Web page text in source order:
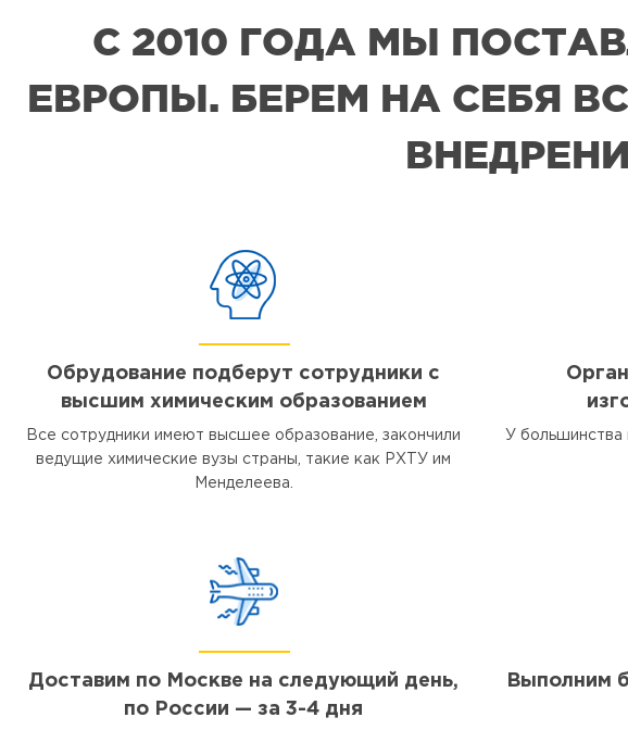
С 2010 ГОДА МЫ
ЕВРОПЫ. БЕРЕМ НА СЕБЯ
Обрудование подберут сотрудники с
высшим химическим образованием
Все сотрудники имеют высшее образование, закончили
ведущие химические вузы страны, такие как РХТУ им
Менделеева.
У большинства
Доставим по Москве на следующий день,
по России — за 3-4 дня
Выполним